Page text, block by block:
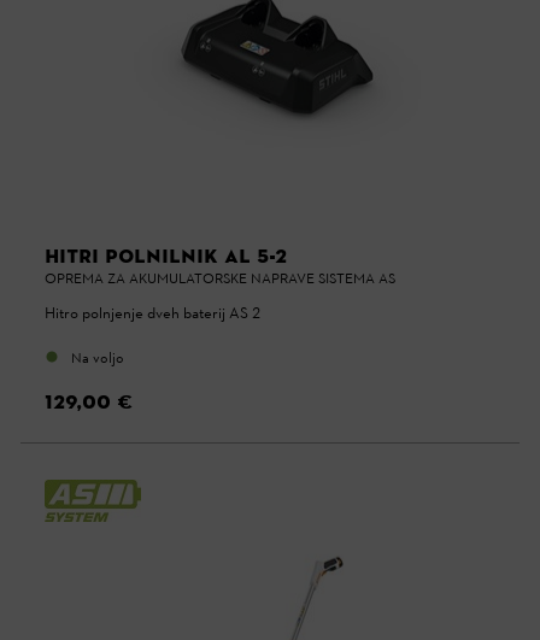
HITRI POLNILNIK AL 5-2
OPREMA ZA AKUMULATORSKE NAPRAVE SISTEMA AS
Hitro polnjenje dveh baterij AS 2
Na voljo
129,00 €